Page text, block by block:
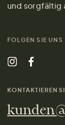
und sorgfältig
FOLGEN SIE UNS
KONTAKTIEREN